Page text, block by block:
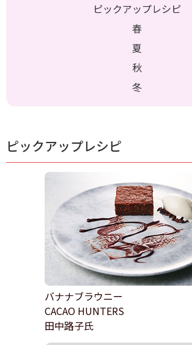
ピックアップレシピ
春
夏
秋
冬
ピックアップレシピ
バナナブラウニー
CACAO HUNTERS
田中路子氏